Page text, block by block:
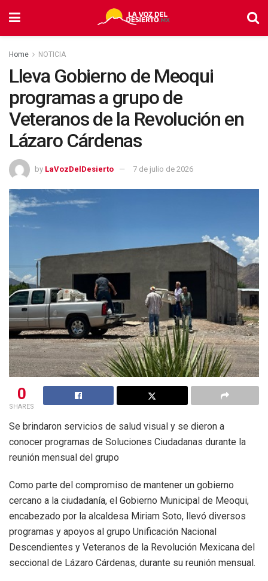
Home NOTICIA
Lleva Gobierno de Meoqui
programas a grupo de
Veteranos de la Revolución en
Lázaro Cárdenas
by LaVozDelDesierto 7 de julio de 2026
0
SHARES
Se brindaron servicios de salud visual y se dieron a
conocer programas de Soluciones Ciudadanas durante la
reunión mensual del grupo
Como parte del compromiso de mantener un gobierno
cercano a la ciudadanía, el Gobierno Municipal de Meoqui,
encabezado por la alcaldesa Miriam Soto, llevó diversos
programas y apoyos al grupo Unificación Nacional
Descendientes y Veteranos de la Revolución Mexicana del
seccional de Lázaro Cárdenas, durante su reunión mensual.